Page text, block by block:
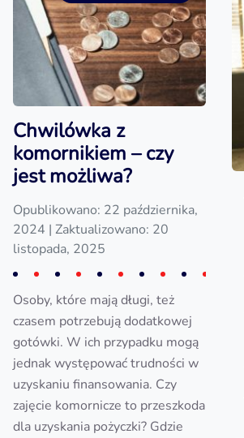
Chwilówka z
komornikiem – czy
jest możliwa?
Opublikowano: 22 października,
2024 | Zaktualizowano: 20
listopada, 2025
Osoby, które mają długi, też
czasem potrzebują dodatkowej
gotówki. W ich przypadku mogą
jednak występować trudności w
uzyskaniu finansowania. Czy
zajęcie komornicze to przeszkoda
dla uzyskania pożyczki? Gdzie